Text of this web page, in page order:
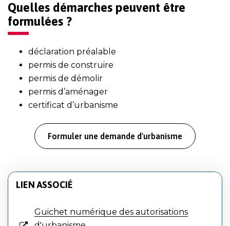
Quelles démarches peuvent être
formulées ?
déclaration préalable
permis de construire
permis de démolir
permis d’aménager
certificat d’urbanisme
Formuler une demande d'urbanisme
LIEN ASSOCIÉ
Guichet numérique des autorisations